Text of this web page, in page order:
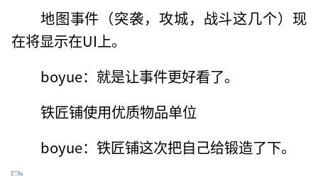
地图事件（突袭，攻城，战斗这几个）现
在将显示在UI上。
boyue：就是让事件更好看了。
铁匠铺使用优质物品单位
boyue：铁匠铺这次把自己给锻造了下。